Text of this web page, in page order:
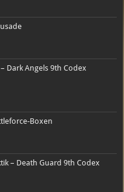
Dark Angels 9th Codex
Boxen
– Death Guard 9th Codex